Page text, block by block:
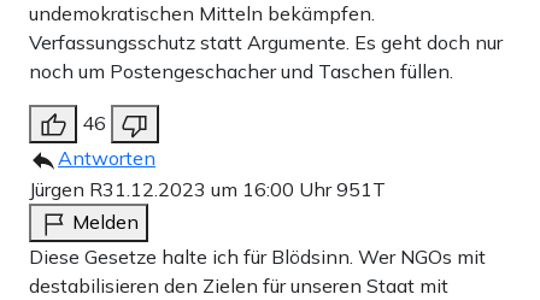
undemokratischen Mitteln bekämpfen.
Verfassungsschutz statt Argumente. Es geht doch nur
noch um Postengeschacher und Taschen füllen.
46
Antworten
Jürgen R31.12.2023 um 16:00 Uhr951T
Melden
Diese Gesetze halte ich für Blödsinn. Wer NGOs mit
destabilisieren den Zielen für unseren Staat mit